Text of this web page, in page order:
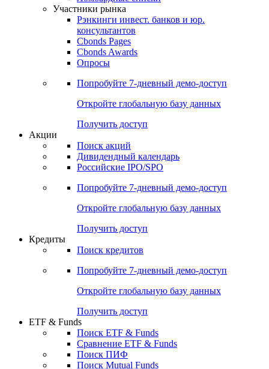
ЦФА
ESG
Сукук
Ломбардные списки
Участники рынка
Рэнкинги инвест. банков и юр.
Cbonds Pages
Опросы
Попробуйте7-дневный
Откройте глобальную базу данных
Получить доступ
Поиск акций
Российские IPO/SPO
Попробуйте7-дневный
Откройте глобальную базу данных
Получить доступ
Поиск кредитов
Попробуйте7-дневный
Откройте глобальную базу данных
Получить доступ
ETF & Funds